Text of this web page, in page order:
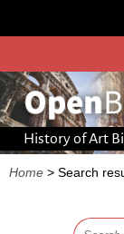
History of Art
Home > Search